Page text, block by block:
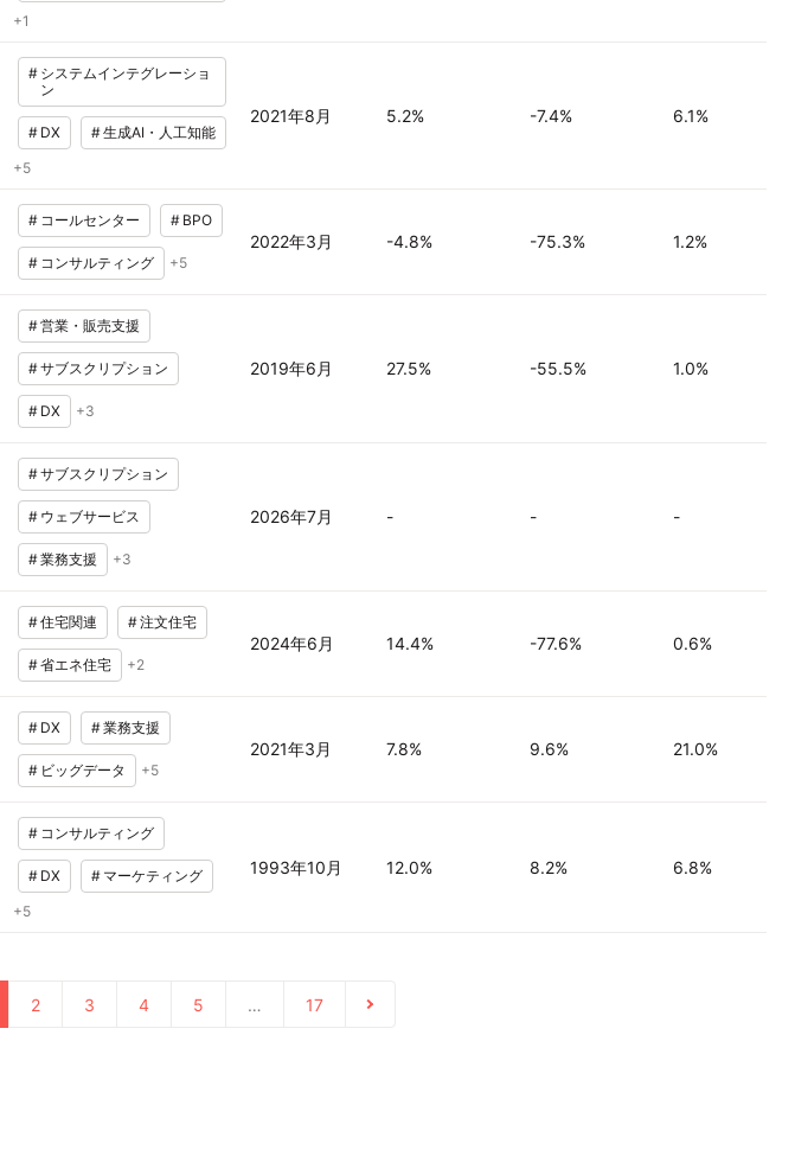
+1
# システムインテグレーショ
ン
# DX #生成AI・人工知能
+5
2021年8月 5.2% -7.4% 6.1%
# コールセンター # BPO
# コンサルティング +5
2022年3月 -4.8% -75.3% 1.2%
#営業・販売支援
#サブスクリプション
# DX +3
2019年6月 27.5% -55.5% 1.0%
#サブスクリプション
# ウェブサービス
#業務支援 +3
2026年7月 - - -
#住宅関連 #注文住宅
#省エネ住宅 +2
2024年6月 14.4% -77.6% 0.6%
# DX #業務支援
# ビッグデータ +5
2021年3月 7.8% 9.6% 21.0%
# コンサルティング
# DX # マーケティング
+5
1993年10月 12.0% 8.2% 6.8%
2 3 4 5 … 17